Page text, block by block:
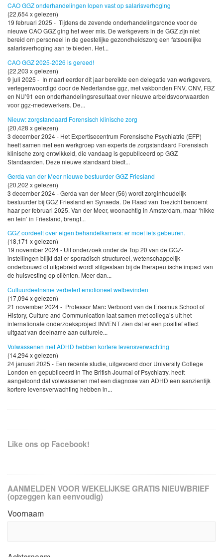
CAO GGZ onderhandelingen lopen vast op salarisverhoging
(22,654 x gelezen)
19 februari 2025 - Tijdens de zevende onderhandelingsronde voor de
nieuwe CAO GGZ ging het weer mis. De werkgevers in de GGZ zijn niet
bereid om personeel in de geestelijke gezondheidszorg een fatsoenlijke
salarisverhoging aan te bieden. Het...
CAO GGZ 2025-2026 is gereed!
(22,203 x gelezen)
9 juli 2025 - In maart eerder dit jaar bereikte een delegatie van werkgevers,
vertegenwoordigd door de Nederlandse ggz, met vakbonden FNV, CNV, FBZ
en NU’91 een onderhandelingsresultaat over nieuwe arbeidsvoorwaarden
voor ggz-medewerkers. De...
Nieuw: zorgstandaard Forensisch klinische zorg
(20,428 x gelezen)
3 december 2024 - Het Expertisecentrum Forensische Psychiatrie (EFP)
heeft samen met een werkgroep van experts de zorgstandaard Forensisch
klinische zorg ontwikkeld, die vandaag is gepubliceerd op GGZ
Standaarden. Deze nieuwe standaard biedt...
Gerda van der Meer nieuwe bestuurder GGZ Friesland
(20,202 x gelezen)
3 december 2024 - Gerda van der Meer (56) wordt zorginhoudelijk
bestuurder bij GGZ Friesland en Synaeda. De Raad van Toezicht benoemt
haar per februari 2025. Van der Meer, woonachtig in Amsterdam, maar ‘hikke
en tein’ in Friesland, brengt...
GGZ oordeelt over eigen behandelkamers: er moet iets gebeuren.
(18,171 x gelezen)
19 november 2024 - Uit onderzoek onder de Top 20 van de GGZ-
instellingen blijkt dat er sporadisch structureel, wetenschappelijk
onderbouwd of uitgebreid wordt stilgestaan bij de therapeutische impact van
de huisvesting op cliënten. Meer dan...
Cultuurdeelname verbetert emotioneel welbevinden
(17,094 x gelezen)
21 november 2024 - Professor Marc Verboord van de Erasmus School of
History, Culture and Communication laat samen met collega’s uit het
internationale onderzoeksproject INVENT zien dat er een positief effect
uitgaat van deelname aan culturele...
Volwassenen met ADHD hebben kortere levensverwachting
(14,294 x gelezen)
24 januari 2025 - Een recente studie, uitgevoerd door University College
London en gepubliceerd in The British Journal of Psychiatry, heeft
aangetoond dat volwassenen met een diagnose van ADHD een aanzienlijk
kortere levensverwachting hebben in...
Like ons op Facebook!
AANMELDEN VOOR WEKELIJKSE GRATIS NIEUWBRIEF
(opzeggen kan eenvoudig)
Voornaam